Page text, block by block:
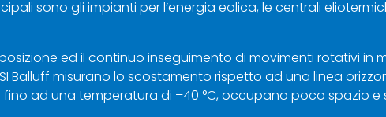
sono gli impianti per l’energia eolica, le centrali
ed il continuo inseguimento di movimenti rotativi
Balluff misurano lo scostamento rispetto ad una linea
fino ad una temperatura di –40 °C, occupano poco spazio